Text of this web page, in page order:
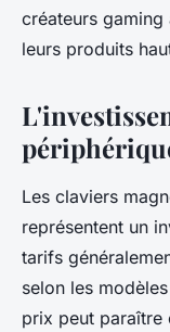
créateurs
leurs produits
Les claviers
représentent un
tarifs
selon les
prix peut paraître